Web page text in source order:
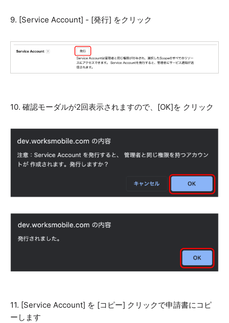
9. [Service Account] - [発行] をクリック
10. 確認モーダルが2回表示されますので、[OK]を クリック
11. [Service Account] を [コピー] クリックで申請書にコピ
ーします